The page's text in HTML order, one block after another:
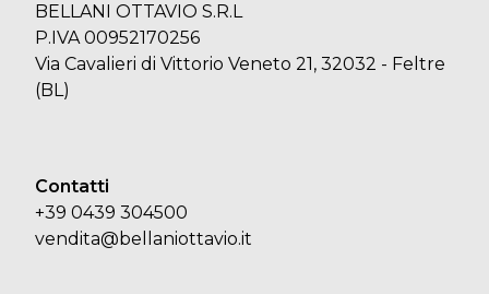
BELLANI OTTAVIO S.R.L
P.IVA 00952170256
Via Cavalieri di Vittorio Veneto 21, 32032 - Feltre
(BL)
Contatti
+39 0439 304500
vendita@bellaniottavio.it